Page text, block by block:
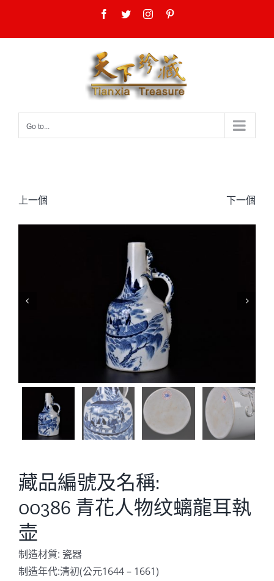
content
Facebook
TwitterInstagram
Go to...
上一個 下一個
 
藏品編號及名稱:
00386 青花人物纹螭龍耳執
壶
制造材質: 瓷器
制造年代:清初(公元1644 – 1661)